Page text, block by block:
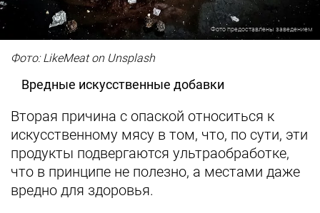
Фото предоставлены заведением
Фото: LikeMeat on Unsplash
Вредные искусственные добавки
Вторая причина с опаской относиться к
искусственному мясу в том, что, по сути, эти
продукты подвергаются ультраобработке,
что в принципе не полезно, а местами даже
вредно для здоровья.